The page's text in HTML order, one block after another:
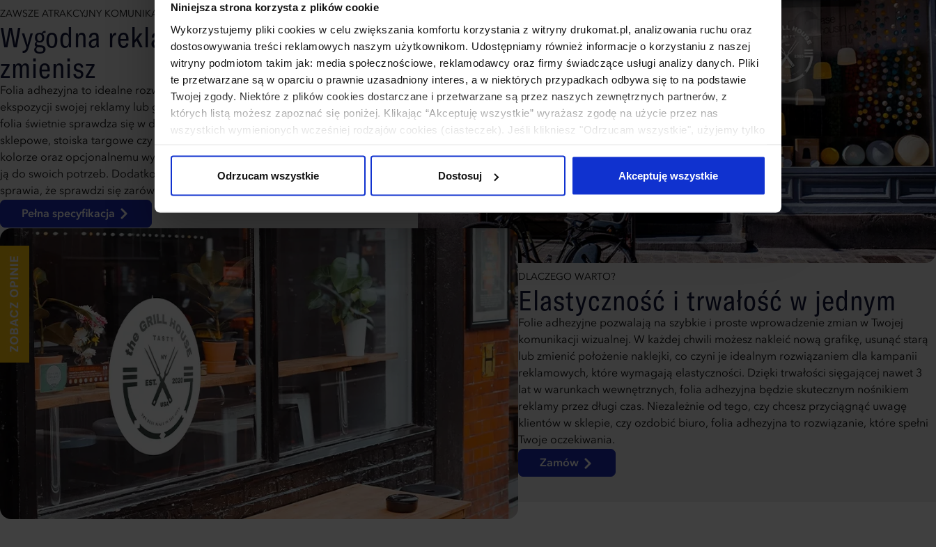
Niniejsza strona korzysta z plików cookie
Wykorzystujemy pliki cookies w celu zwiększania komfortu korzystania z witryny drukomat.pl, analizowania ruchu oraz
dostosowywania treści reklamowych naszym użytkownikom. Udostępniamy również informacje o korzystaniu z naszej
witryny podmiotom takim jak: media społecznościowe, reklamodawcy oraz firmy świadczące usługi analizy danych. Pliki
te przetwarzane są w oparciu o prawnie uzasadniony interes, a w niektórych przypadkach odbywa się to na podstawie
Twojej zgody. Niektóre z plików cookies dostarczane i przetwarzane są przez naszych zewnętrznych partnerów, z
których listą możesz zapoznać się poniżej. Klikając “Akceptuję wszystkie” wyrażasz zgodę na użycie przez nas
wszystkich wymienionych wcześniej rodzajów cookies (ciasteczek). Jeśli klikniesz "Odrzucam wszystkie", użyjemy tylko
Odrzucam wszystkie
Dostosuj Akceptuję wszystkie
ZAWSZE ATRAKCYJNY KOMUNIKAT
Wygodna reklama, którą łatwo
zmienisz
Folia adhezyjna to idealne rozwiązanie dla osób, które często zmieniają miejsce
ekspozycji swojej reklamy lub grafik. Możliwość wielokrotnego użycia sprawia, że
folia świetnie sprawdza się w dynamicznych środowiskach, takich jak witryny
sklepowe, stoiska targowe czy biura. Dzięki możliwości druku cyfrowego w pełnym
kolorze oraz opcjonalnemu wycięciu w dowolny kształt, możesz łatwo dopasować
ją do swoich potrzeb. Dodatkowo folia jest odporna na warunki atmosferyczne, co
sprawia, że sprawdzi się zarówno wewnątrz, jak i na zewnątrz, z trwałością do roku.
Pełna specyfikacja
DLACZEGO WARTO?
Elastyczność i trwałość w jednym
Folie adhezyjne pozwalają na szybkie i proste wprowadzenie zmian w Twojej
komunikacji wizualnej. W każdej chwili możesz nakleić nową grafikę, usunąć starą
lub zmienić położenie naklejki, co czyni je idealnym rozwiązaniem dla kampanii
reklamowych, które wymagają elastyczności. Dzięki trwałości sięgającej nawet 3
lat w warunkach wewnętrznych, folia adhezyjna będzie skutecznym nośnikiem
reklamy przez długi czas. Niezależnie od tego, czy chcesz przyciągnąć uwagę
klientów w sklepie, czy ozdobić biuro, folia adhezyjna to rozwiązanie, które spełni
Twoje oczekiwania.
Zamów